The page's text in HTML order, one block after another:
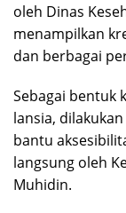
oleh Dinas
menampilkan
dan berbagai
Sebagai bentuk
lansia,
bantu
langsung oleh
Muhidin.